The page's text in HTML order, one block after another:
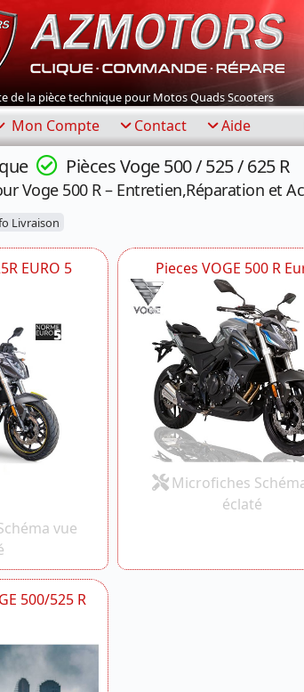
de la pièce technique pour Motos Quads Scooters
Mon Compte Contact Aide
Pièces Voge 500 / 525 / 625 R
Voge 500 R – Entretien,Réparation et
Livraison
EURO 5
vue
Pieces VOGE 500 R
Microfiches
éclaté
500/525 R